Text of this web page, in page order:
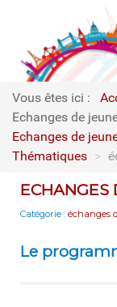
Vous êtes ici :
Echanges de
Echanges de
Thématiques >
ECHANGES
Catégorie : échanges
Le